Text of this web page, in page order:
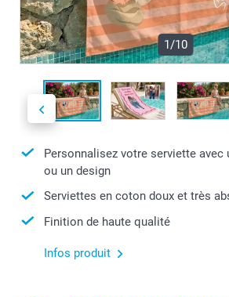
1/10
Personnalisez votre serviette avec
ou un design
Serviettes en coton doux et très
Finition de haute qualité
Infos produit